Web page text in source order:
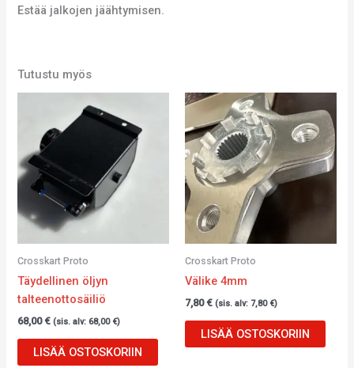
Estää jalkojen jäähtymisen.
Tutustu myös
Crosskart Proto
Täydellinen öljyn
talteenottosäiliö
68,00€ (sis. alv:68,00 €)
LISÄÄ OSTOSKORIIN
Crosskart Proto
Välike 4mm
7,80€ (sis. alv: 7,80 €)
LISÄÄ OSTOSKORIIN